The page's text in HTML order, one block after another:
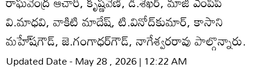
వి.మాధవి, వాకిటి మాదేష్‌, టి.వినోద్‌కుమార్‌, కాసాని
మహే్‌షగౌడ్‌, జె.గంగాధర్‌గౌడ్‌, నాగేశ్వరరావు పాల్గొన్నారు.
Updated Date - May 28 , 2026 | 12:22 AM